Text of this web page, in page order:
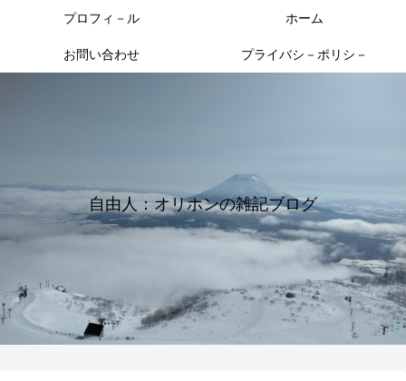
自由人：オリホンの雑記ブログ
プロフィ－ル ホーム
お問い合わせ プライバシ－ポリシ－